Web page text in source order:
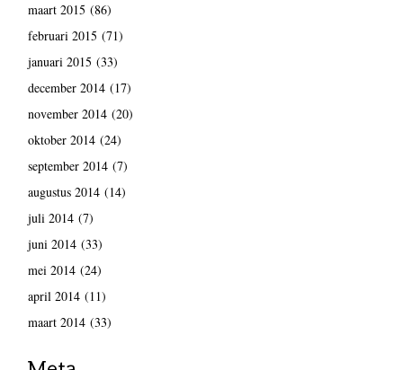
maart 2015 (86)
februari 2015 (71)
januari 2015 (33)
december 2014(17)
november 2014(20)
oktober 2014(24)
september 2014(7)
augustus 2014(14)
juli 2014(7)
juni 2014(33)
mei 2014(24)
april 2014(11)
maart 2014(33)